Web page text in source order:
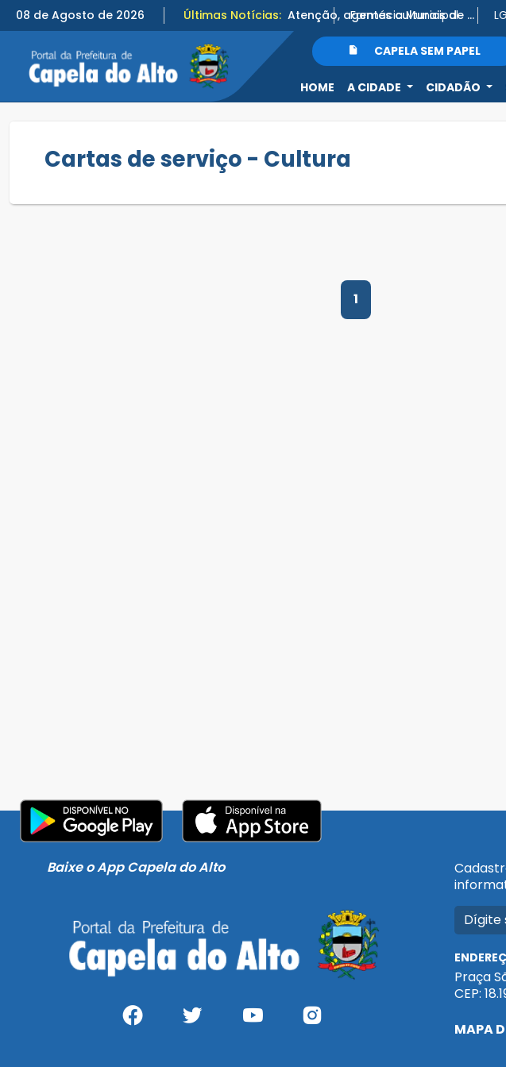
08 de Agosto de 2026 Últimas Notícias: Atenção, agentes culturais de Capela do Alto! 🎭
Farmácia Municipal
CAPELA SEM PAPEL
HOME A CIDADE CIDADÃO
Cartas de serviço - Cultura
1
Baixe o App Capela do Alto
Praça
CEP:
MAPA